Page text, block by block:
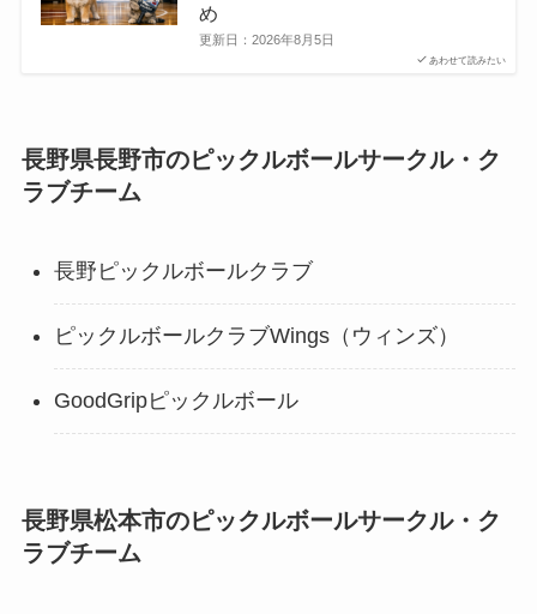
あわせて読みたい
め
更新日： 2026年8月5日
長野県長野市のピックルボールサークル・ク
ラブチーム
長野ピックルボールクラブ
ピックルボールクラブWings（ウィンズ）
GoodGripピックルボール
長野県松本市のピックルボールサークル・ク
ラブチーム